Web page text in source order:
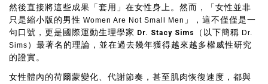
然後直接將這些成果「套用」在女性身上。然而，「女性並非
只是縮小版的男性 Women Are Not Small Men 」，這不僅僅是一
句口號，更是國際運動生理學家 Dr. Stacy Sims （以下簡稱 Dr.
Sims ）最著名的理論，並在過去幾年獲得越來越多權威性研究
的證實。
女性體內的荷爾蒙變化、代謝節奏，甚至肌肉恢復速度，都與